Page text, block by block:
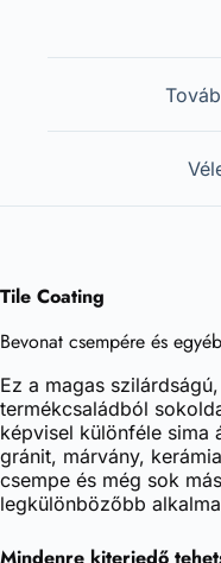
Tile Coating
Bevonat csempére és
Ez a magas
termékcsaládból
képvisel különféle sima
gránit, márvány,
csempe és még sok
legkülönbözőbb
Mindenre kiterjedő